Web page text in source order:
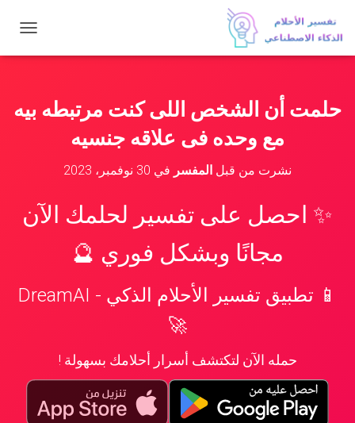
ب
ا
حلمت أن الشخص اللى كنت مرتبطه بيه
مع وحده فى علاقه جنسيه
نشرت من قبل المفسر في 30 نوفمبر، 2023
✨ احصل على تفسير لحلمك الآن
مجانًا وبشكل فوري 🔮
📱 تطبيق تفسير الأحلام الذكي - DreamAI
🚀
حمله الآن لتكتشف أسرار أحلامك بسهولة !